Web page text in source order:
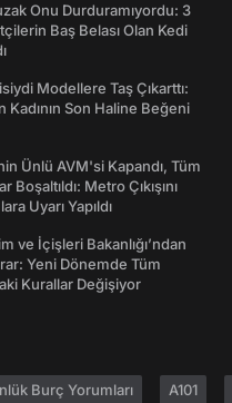
Onu Durduramıyordu: 3
Baş Belası Olan Kedi
Modellere Taş Çıkarttı:
Kadının Son Haline Beğeni
Ünlü AVM'si Kapandı, Tüm
Boşaltıldı: Metro Çıkışını
Uyarı Yapıldı
ve İçişleri Bakanlığı’ndan
Yeni Dönemde Tüm
Kurallar Değişiyor
Burç Yorumları A101